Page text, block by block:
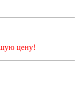
цену!